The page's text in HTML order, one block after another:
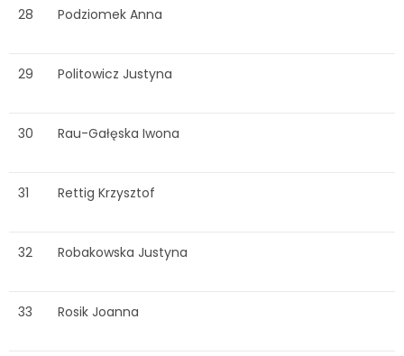
28 Podziomek Anna
29 Politowicz Justyna
30 Rau-Gałęska Iwona
31 Rettig Krzysztof
32 Robakowska Justyna
33 Rosik Joanna